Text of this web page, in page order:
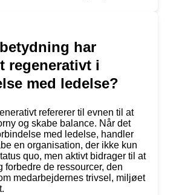
har
regenerativt i
med ledelse?
refererer til evnen til at
og skabe balance. Når det
med ledelse, handler
en organisation, der ikke kun
quo, men aktivt bidrager til at
forbedre de ressourcer, den
medarbejdernes trivsel, miljøet